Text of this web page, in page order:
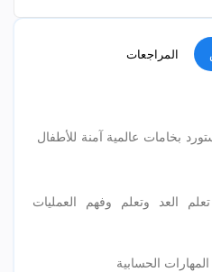
المراجعات
العد وتعلم وفهم العمليات
الحسابية